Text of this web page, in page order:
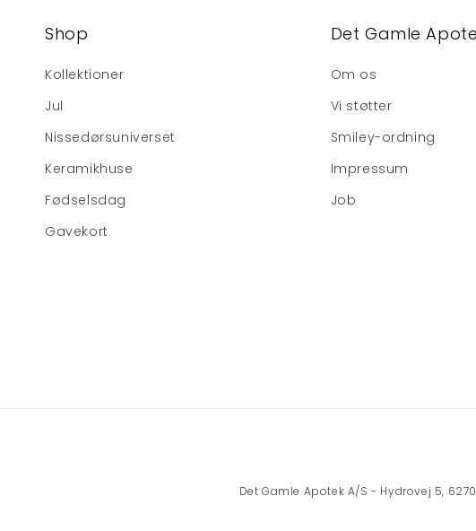
Shop
Kollektioner
Jul
Nissedørsuniverset
Keramikhuse
Fødselsdag
Gavekort
Det Gamle
Om os
Vi støtter
Smiley-ordning
Impressum
Job
Det Gamle Apotek A/S - Hydrovej 5,